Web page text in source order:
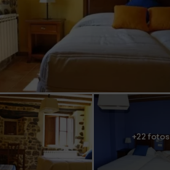
+22 fotos